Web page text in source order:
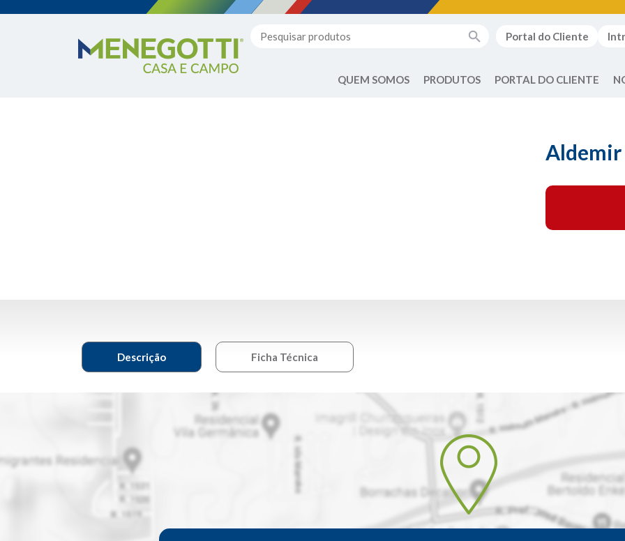
Portal do Cliente
QUEM SOMOS PRODUTOS PORTAL DO CLIENTE
Descrição Ficha Técnica